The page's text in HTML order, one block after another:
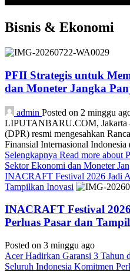
Bisnis & Ekonomi
PFII Strategis untuk
dan Moneter Jangka
admin Posted on 2 minggu
LIPUTANBARU.COM, Jakarta
(DPR) resmi mengesahkan
Finansial Internasional
Selengkapnya Read more about
Sektor Ekonomi dan Moneter
INACRAFT Festival 2026 Jadi
Tampilkan Inovasi
INACRAFT Festival
Perluas Pasar dan
Posted on 3 minggu ago
Acer Hadirkan Garansi 3 Tahun
Seluruh Indonesia Komitmen